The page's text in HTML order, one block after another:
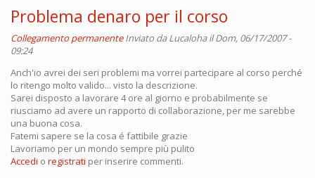
Problema denaro per il corso
Collegamento permanente Inviato daLucalohail Dom, 06/17/2007 -
09:24
Anch'io avrei dei seri problemi ma vorrei partecipare al corso perché
lo ritengo molto valido... visto la descrizione.
Sarei disposto a lavorare 4 ore al giorno e probabilmente se
riusciamo ad avere un rapporto di collaborazione, per me sarebbe
una buona cosa.
Fatemi sapere se la cosa é fattibile grazie
Lavoriamo per un mondo sempre più pulito
Accedi o registrati per inserire commenti.